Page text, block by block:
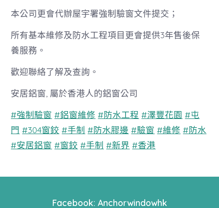
本公司更會代辦屋宇署強制驗窗文件提交；
所有基本維修及防水工程項目更會提供3年售後保
養服務。
歡迎聯絡了解及查詢。
安居鋁窗, 屬於香港人的鋁窗公司
#強制驗窗 #鋁窗維修 #防水工程 #澤豐花園 #屯
門 #304窗鉸 #手制 #防水膠邊 #驗窗 #維修 #防水
#安居鋁窗 #窗鉸 #手制 #新界 #香港
Facebook: Anchorwindowhk